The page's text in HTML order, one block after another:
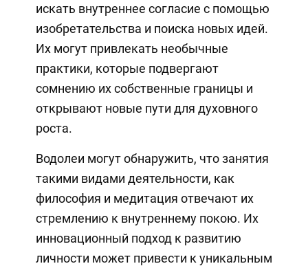
искать внутреннее согласие с помощью
изобретательства и поиска новых идей.
Их могут привлекать необычные
практики, которые подвергают
сомнению их собственные границы и
открывают новые пути для духовного
роста.
Водолеи могут обнаружить, что занятия
такими видами деятельности, как
философия и медитация отвечают их
стремлению к внутреннему покою. Их
инновационный подход к развитию
личности может привести к уникальным